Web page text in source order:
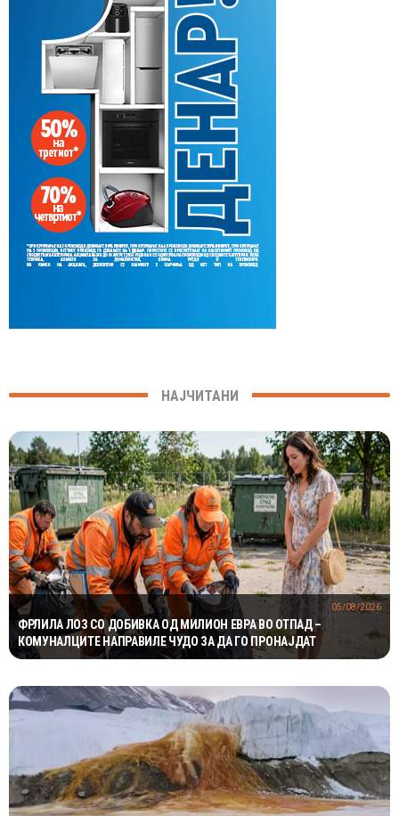
НАЈЧИТАНИ
ФРЛИЛА ЛОЗ СО ДОБИВКА ОД МИЛИОН ЕВРА ВО ОТПАД –
КОМУНАЛЦИТЕ НАПРАВИЛЕ ЧУДО ЗА ДА ГО ПРОНАЈДАТ
05/08/2026